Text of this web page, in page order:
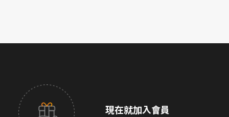
現在就加入會員